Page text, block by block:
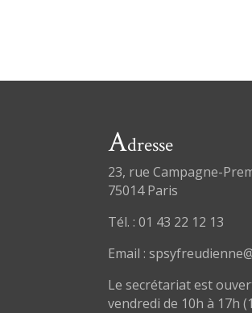
Adresse
23, rue Campagne-
75014 Paris
Tél. : 01 43 22 12 13
Email :
Le secrétariat est
vendredi de 10h à 17h